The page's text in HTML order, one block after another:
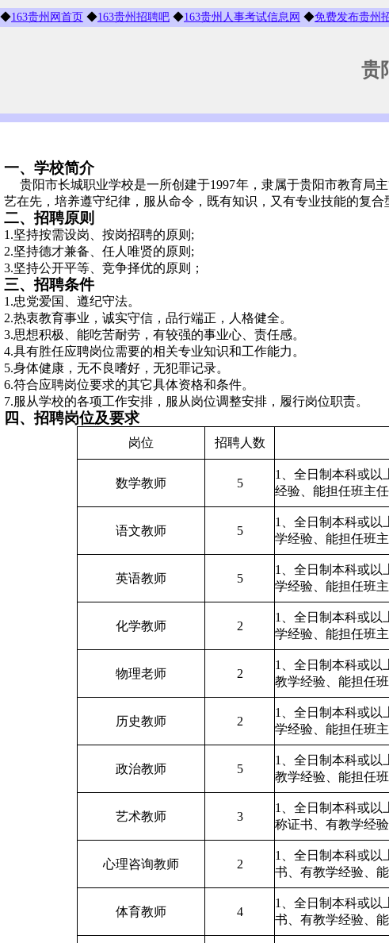
◆163贵州网首页 ◆163贵州招聘吧 ◆163贵州人事考试信息网 ◆免费发布贵州
贵
一、学校简介
贵阳市长城职业学校是一所创建于1997年，隶属于贵阳市教育局
艺在先，培养遵守纪律，服从命令，既有知识，又有专业技能的复
二、招聘原则
1.坚持按需设岗、按岗招聘的原则;
2.坚持德才兼备、任人唯贤的原则;
3.坚持公开平等、竞争择优的原则；
三、招聘条件
1.忠党爱国、遵纪守法。
2.热衷教育事业，诚实守信，品行端正，人格健全。
3.思想积极、能吃苦耐劳，有较强的事业心、责任感。
4.具有胜任应聘岗位需要的相关专业知识和工作能力。
5.身体健康，无不良嗜好，无犯罪记录。
6.符合应聘岗位要求的其它具体资格和条件。
7.服从学校的各项工作安排，服从岗位调整安排，履行岗位职责。
四、招聘岗位及要求
岗位 招聘人数
数学教师 5
1、全日制本科或以
经验
能担任班主
语文教师 5
1、全日制本科或以
学经验
能担任班
英语教师 5
1、全日制本科或以
学经验
能担任班
化学教师 2
1、全日制本科或以
学经验
能担任班
物理老师 2
1、全日制本科或以
教学经验
能担任
历史教师 2
1、全日制本科或以
学经验
能担任班
政治教师 5
1、全日制本科或以
教学经验
能担任
艺术教师 3
1、全日制本科或以
称证书、有教学经验
心理咨询教师 2
1、全日制本科或以
书、有教学经验
体育教师 4
1、全日制本科或以
书、有教学经验